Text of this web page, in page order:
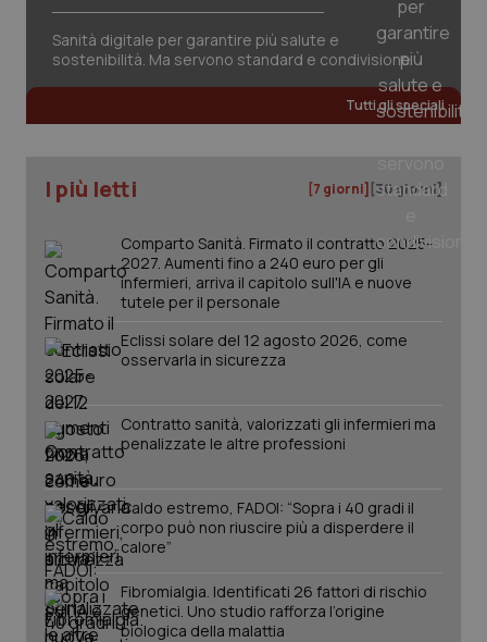
Sanità digitale per garantire più salute e
sostenibilità. Ma servono standard e condivisione
Tutti gli speciali
I più letti [7 giorni] [30 giorni]
Comparto Sanità. Firmato il contratto 2025-
2027. Aumenti fino a 240 euro per gli
infermieri, arriva il capitolo sull'IA e nuove
tutele per il personale
Eclissi solare del 12 agosto 2026, come
osservarla in sicurezza
Contratto sanità, valorizzati gli infermieri ma
penalizzate le altre professioni
Caldo estremo, FADOI: “Sopra i 40 gradi il
corpo può non riuscire più a disperdere il
calore”
Fibromialgia. Identificati 26 fattori di rischio
genetici. Uno studio rafforza l’origine
biologica della malattia
CookieScriptConsent
CookieScript
www.quotidianosanita.it
5
tracking-sites-ironfish-
tracking-sites-ironfish-
session-id
_ga
Google LLC
.quotidianosanita.it